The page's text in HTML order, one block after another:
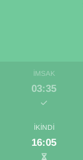
İMSAK
03:35
İKINDI
16:05